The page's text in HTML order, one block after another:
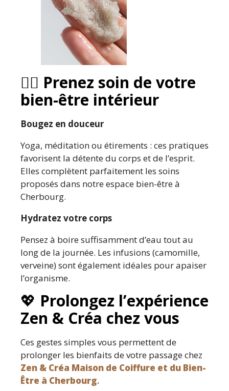
🧘‍♀️ Prenez soin de votre
bien-être intérieur
Bougez en douceur
Yoga, méditation ou étirements : ces pratiques
favorisent la détente du corps et de l’esprit.
Elles complètent parfaitement les soins
proposés dans notre espace bien-être à
Cherbourg.
Hydratez votre corps
Pensez à boire suffisamment d’eau tout au
long de la journée. Les infusions (camomille,
verveine) sont également idéales pour apaiser
l’organisme.
💖 Prolongez l’expérience
Zen & Créa chez vous
Ces gestes simples vous permettent de
prolonger les bienfaits de votre passage chez
Zen & Créa Maison de Coiffure et du Bien-
Être à Cherbourg.